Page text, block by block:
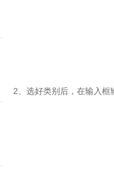
2、选好类别后，在输入框